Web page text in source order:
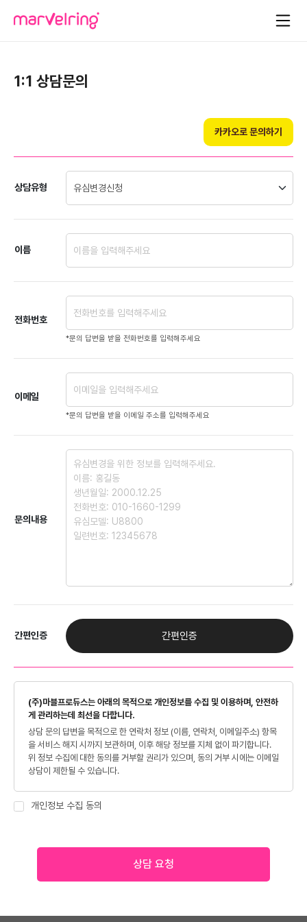
1:1 상담문의
카카오로 문의하기
상담유형
이름
전화번호
*문의 답변을 받을 전화번호를 입력해주세요
이메일
*문의 답변을 받을 이메일 주소를 입력해주세요
문의내용
간편인증 간편인증
(주)마블프로듀스는 아래의 목적으로 개인정보를 수집 및 이용하며, 안전하
게 관리하는데 최선을 다합니다.
상담 문의 답변을 목적으로 한 연락처 정보 (이름, 연락처, 이메일주소) 항목
을 서비스 해지 시까지 보관하며, 이후 해당 정보를 지체 없이 파기합니다.
위 정보 수집에 대한 동의를 거부할 권리가 있으며, 동의 거부 시에는 이메일
상담이 제한될 수 있습니다.
개인정보 수집 동의
상담 요청